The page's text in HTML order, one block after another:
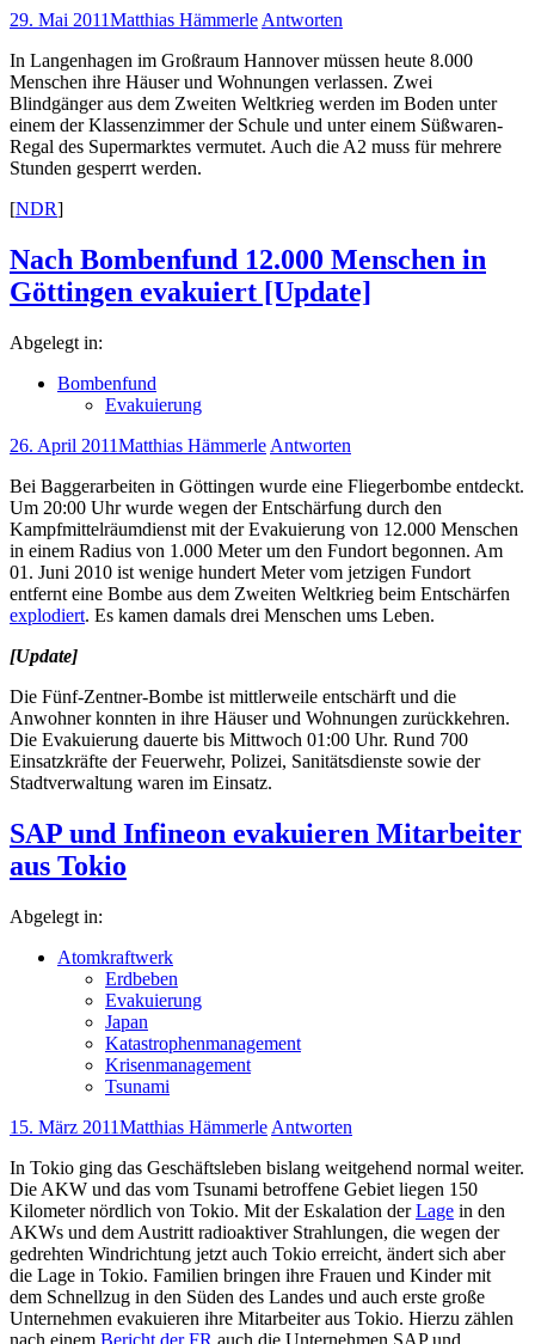
29. Mai 2011Matthias Hämmerle Antworten
In Langenhagen im Großraum Hannover müssen heute 8.000
Menschen ihre Häuser und Wohnungen verlassen. Zwei
Blindgänger aus dem Zweiten Weltkrieg werden im Boden unter
einem der Klassenzimmer der Schule und unter einem Süßwaren-
Regal des Supermarktes vermutet. Auch die A2 muss für mehrere
Stunden gesperrt werden.
[NDR]
Nach Bombenfund 12.000 Menschen in
Göttingen evakuiert [Update]
Abgelegt in:
Bombenfund
Evakuierung
26. April 2011Matthias Hämmerle Antworten
Bei Baggerarbeiten in Göttingen wurde eine Fliegerbombe entdeckt.
Um 20:00 Uhr wurde wegen der Entschärfung durch den
Kampfmittelräumdienst mit der Evakuierung von 12.000 Menschen
in einem Radius von 1.000 Meter um den Fundort begonnen. Am
01. Juni 2010 ist wenige hundert Meter vom jetzigen Fundort
entfernt eine Bombe aus dem Zweiten Weltkrieg beim Entschärfen
explodiert. Es kamen damals drei Menschen ums Leben.
[Update]
Die Fünf-Zentner-Bombe ist mittlerweile entschärft und die
Anwohner konnten in ihre Häuser und Wohnungen zurückkehren.
Die Evakuierung dauerte bis Mittwoch 01:00 Uhr. Rund 700
Einsatzkräfte der Feuerwehr, Polizei, Sanitätsdienste sowie der
Stadtverwaltung waren im Einsatz.
SAP und Infineon evakuieren Mitarbeiter
aus Tokio
Abgelegt in:
Atomkraftwerk
Erdbeben
Evakuierung
Japan
Katastrophenmanagement
Krisenmanagement
Tsunami
15. März 2011Matthias Hämmerle Antworten
In Tokio ging das Geschäftsleben bislang weitgehend normal weiter.
Die AKW und das vom Tsunami betroffene Gebiet liegen 150
Kilometer nördlich von Tokio. Mit der Eskalation derLage in den
AKWs und dem Austritt radioaktiver Strahlungen, die wegen der
gedrehten Windrichtung jetzt auch Tokio erreicht, ändert sich aber
die Lage in Tokio. Familien bringen ihre Frauen und Kinder mit
dem Schnellzug in den Süden des Landes und auch erste große
Unternehmen evakuieren ihre Mitarbeiter aus Tokio. Hierzu zählen
nach einem Bericht der FR auch die Unternehmen SAP und